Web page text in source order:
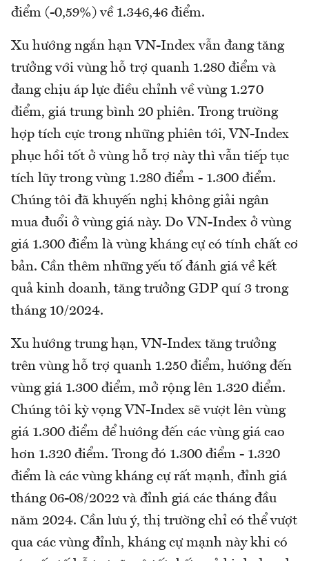
điểm (-0,59%) về 1.346,46 điểm.
Xu hướng ngắn hạn VN-Index vẫn đang tăng
trưởng với vùng hỗ trợ quanh 1.280 điểm và
đang chịu áp lực điều chỉnh về vùng 1.270
điểm, giá trung bình 20 phiên. Trong trường
hợp tích cực trong những phiên tới, VN-Index
phục hồi tốt ở vùng hỗ trợ này thì vẫn tiếp tục
tích lũy trong vùng 1.280 điểm - 1.300 điểm.
Chúng tôi đã khuyến nghị không giải ngân
mua đuổi ở vùng giá này. Do VN-Index ở vùng
giá 1.300 điểm là vùng kháng cự có tính chất cơ
bản. Cần thêm những yếu tố đánh giá về kết
quả kinh doanh, tăng trưởng GDP quí 3 trong
tháng 10/2024.
Xu hướng trung hạn, VN-Index tăng trưởng
trên vùng hỗ trợ quanh 1.250 điểm, hướng đến
vùng giá 1.300 điểm, mở rộng lên 1.320 điểm.
Chúng tôi kỳ vọng VN-Index sẽ vượt lên vùng
giá 1.300 điểm để hướng đến các vùng giá cao
hơn 1.320 điểm. Trong đó 1.300 điểm - 1.320
điểm là các vùng kháng cự rất mạnh, đỉnh giá
tháng 06-08/2022 và đỉnh giá các tháng đầu
năm 2024. Cần lưu ý, thị trường chỉ có thể vượt
qua các vùng đỉnh, kháng cự mạnh này khi có